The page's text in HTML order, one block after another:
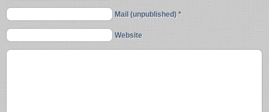
Mail (unpublished) *
Website